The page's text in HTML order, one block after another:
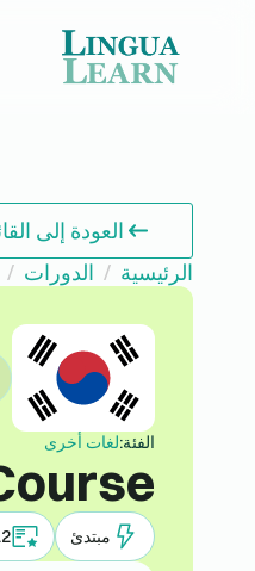
العودة إلى
الرئيسية
الدورات
الفئة:لغات أخرى
مبتدئ